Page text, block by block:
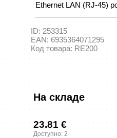
Ethernet LAN (RJ-45)
ID: 253315
EAN: 6935364071295
Код товара: RE200
На складе
23.81 €
Доступно: 2